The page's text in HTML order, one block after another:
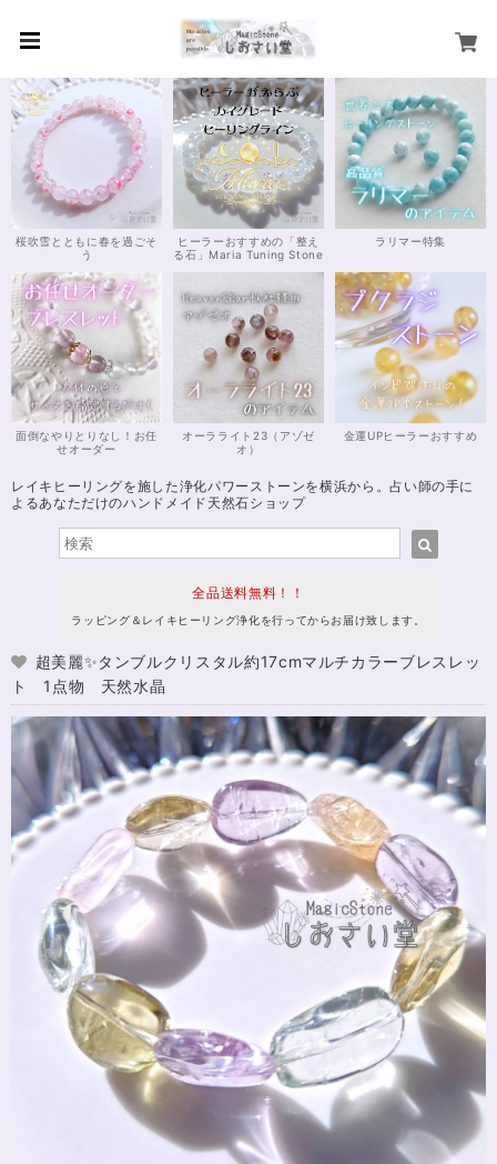
桜吹雪とともに春を過ごそ
う
ヒーラーおすすめの「整え
る石」Maria Tuning Stone
ラリマー特集
面倒なやりとりなし！お任
せオーダー
オーラライト23（アゾゼ
オ）
金運UPヒーラーおすすめ
レイキヒーリングを施した浄化パワーストーンを横浜から。占い師の手に
よるあなただけのハンドメイド天然石ショップ
全品送料無料！！
ラッピング＆レイキヒーリング浄化を行ってからお届け致します。
超美麗✨タンブルクリスタル約17cmマルチカラーブレスレッ
ト 1点物 天然水晶